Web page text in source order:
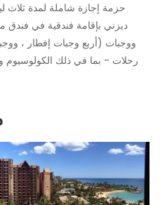
حزمة إجازة شاملة لمدة ثلاث
ديزني بإقامة فندقية في فندق
ووجبات (أربع وجبات إفطار ،
رحلات - بما في ذلك الكولوسيوم